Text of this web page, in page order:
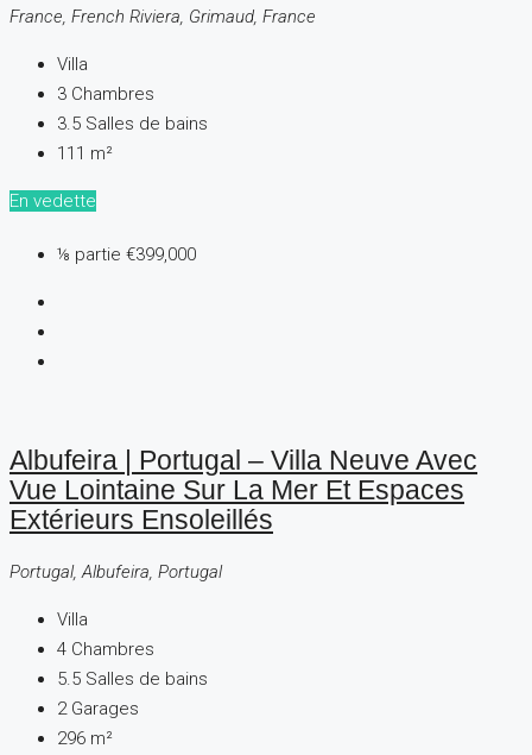
France, French Riviera, Grimaud, France
Villa
3 Chambres
3.5 Salles de bains
111 m²
En vedette
⅛ partie €399,000
Albufeira | Portugal – Villa Neuve Avec
Vue Lointaine Sur La Mer Et Espaces
Extérieurs Ensoleillés
Portugal, Albufeira, Portugal
Villa
4 Chambres
5.5 Salles de bains
2 Garages
296 m²